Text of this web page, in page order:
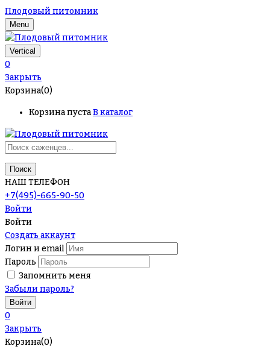
Плодовый питомник
Menu
Vertical
0
Закрыть
Корзина(0)
Корзина пустаВ каталог
Поиск
НАШ ТЕЛЕФОН
+7(495)-665-90-50
Войти
Войти
Создать аккаунт
Логин и email
Пароль
Запомнить меня
Забыли пароль?
0
Закрыть
Корзина(0)